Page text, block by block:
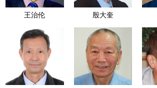
王治伦 殷大奎